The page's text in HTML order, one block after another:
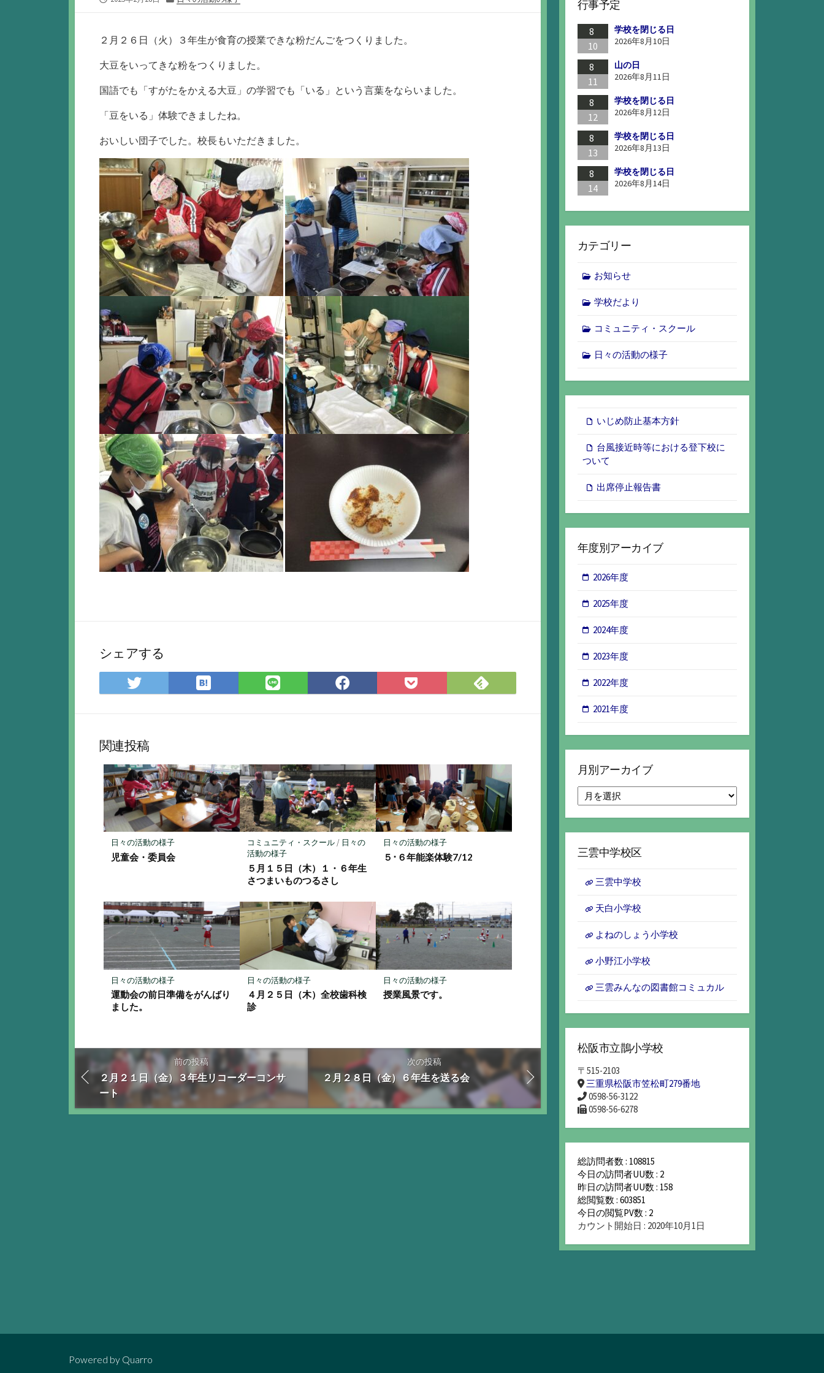
リ
ー
２月２６日（火）３年生が食育の授業できな粉だんごをつくりました。
大豆をいってきな粉をつくりました。
国語でも「すがたをかえる大豆」の学習でも「いる」という言葉をならいました。
「豆をいる」体験できましたね。
おいしい団子でした。校長もいただきました。
シェアする
Twitter
で
ア
は
て
マ
ー
ク
に
保
LINE
で
Facebook
で
Pocket
に
Feedly
で
関連投稿
日々の活動の様子
児童会・委員会
コミュニティ・スクール/ 日々の
活動の様子
５月１５日（木）１・６年生
さつまいものつるさし
日々の活動の様子
５･６年能楽体験7/12
日々の活動の様子
運動会の前日準備をがんばり
ました。
日々の活動の様子
４月２５日（木）全校歯科検
診
日々の活動の様子
授業風景です。
前の投稿
２月２１日（金）３年生リコーダーコンサ
ート
次の投稿
２月２８日（金）６年生を送る会
行事予定
8
10
学校を閉じる日
2026年8月10日
8
11
山の日
2026年8月11日
8
12
学校を閉じる日
2026年8月12日
8
13
学校を閉じる日
2026年8月13日
8
14
学校を閉じる日
2026年8月14日
カテゴリー
お知らせ
学校だより
コミュニティ・スクール
日々の活動の様子
いじめ防止基本方針
台風接近時等における登下校に
ついて
出席停止報告書
年度別アーカイブ
2026年度
2025年度
2024年度
2023年度
2022年度
2021年度
月別アーカイブ
別
ア
ー
イ
三雲中学校区
三雲中学校
天白小学校
よねのしょう小学校
小野江小学校
三雲みんなの図書館コミュカル
松阪市立鵲小学校
〒515-2103
三重県松阪市笠松町279番地
0598-56-3122
0598-56-6278
総訪問者数 : 108815
今日の訪問者UU数 : 2
昨日の訪問者UU数 : 158
総閲覧数 : 603851
今日の閲覧PV数 : 2
カウント開始日 : 2020年10月1日
Powered by Quarro